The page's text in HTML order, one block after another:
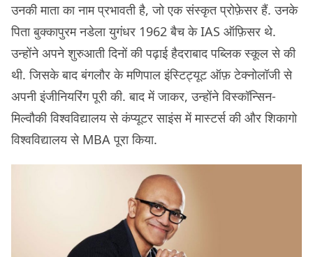
उनकी माता का नाम प्रभावती है, जो एक संस्कृत प्रोफ़ेसर हैं. उनके
पिता बुक्कापुरम नडेला युगंधर 1962 बैच के IAS ऑफ़िसर थे.
उन्होंने अपने शुरुआती दिनों की पढ़ाई हैदराबाद पब्लिक स्कूल से की
थी. जिसके बाद बंगलौर के मणिपाल इंस्टिट्यूट ऑफ़ टेक्नोलॉजी से
अपनी इंजीनियरिंग पूरी की. बाद में जाकर, उन्होंने विस्कॉन्सिन-
मिल्वौकी विश्वविद्यालय से कंप्यूटर साइंस में मास्टर्स की और शिकागो
विश्वविद्यालय से MBA पूरा किया.